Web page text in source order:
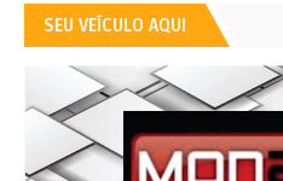
SEU VEÍCULO AQUI